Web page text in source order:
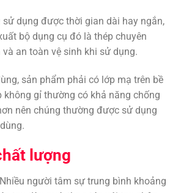
dụng được thời gian dài hay ngắn,
bộ dụng cụ đó là thép chuyên
an toàn vệ sinh khi sử dụng.
sản phẩm phải có lớp mạ trên bề
gỉ thường có khả năng chống
nên chúng thường được sử dụng
lượng
người tâm sự trung bình khoảng